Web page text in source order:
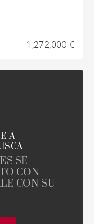
1,272,000 €
A
SE
CON
CON SU